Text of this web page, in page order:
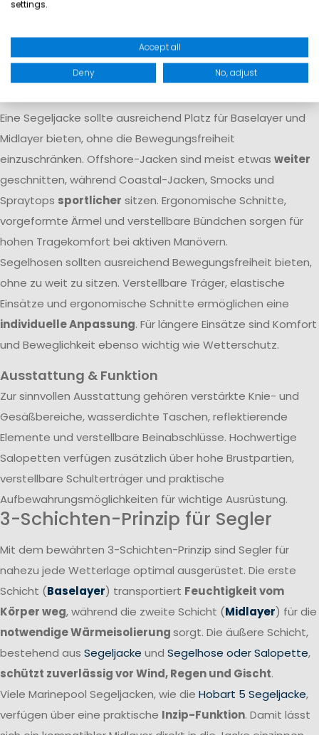
Atmungsaktivität dafür, dass Feuchtigkeit von innen nach
außen transportiert wird. Nur das Zusammenspiel beider
Eigenschaftengarantiert langfristigen Komfortauf dem
Eine Segeljacke sollte ausreichend Platz für Baselayer und
Midlayer bieten, ohne die Bewegungsfreiheit
einzuschränken. Offshore-Jacken sind meist etwas weiter
geschnitten, während Coastal-Jacken, Smocks und
Spraytops sportlicher sitzen. Ergonomische Schnitte,
vorgeformte Ärmel und verstellbare Bündchen sorgen für
hohen Tragekomfort bei aktiven Manövern.
Segelhosen sollten ausreichend Bewegungsfreiheit bieten,
ohne zu weit zu sitzen. Verstellbare Träger, elastische
Einsätze und ergonomische Schnitte ermöglichen eine
individuelle Anpassung. Für längere Einsätze sind Komfort
und Beweglichkeit ebenso wichtig wie Wetterschutz.
Ausstattung & Funktion
Zur sinnvollen Ausstattung gehören verstärkte Knie- und
Gesäßbereiche, wasserdichte Taschen, reflektierende
Elemente und verstellbare Beinabschlüsse. Hochwertige
Salopetten verfügen zusätzlich über hohe Brustpartien,
verstellbare Schulterträger und praktische
Aufbewahrungsmöglichkeiten für wichtige Ausrüstung.
3-Schichten-Prinzip für Segler
Mit dem bewährten 3-Schichten-Prinzip sind Segler für
nahezu jede Wetterlage optimal ausgerüstet. Die erste
Schicht (Baselayer) transportiert Feuchtigkeit vom
Körper weg, während die zweite Schicht (Midlayer) für die
notwendige Wärmeisolierungsorgt. Die äußere Schicht,
bestehend aus Segeljacke und Segelhose oder Salopette,
schützt zuverlässig vor Wind, Regen und Gischt.
Viele Marinepool Segeljacken, wie die Hobart 5 Segeljacke,
verfügen über eine praktische Inzip-Funktion. Damit lässt
settings.
Accept all
Deny No, adjust